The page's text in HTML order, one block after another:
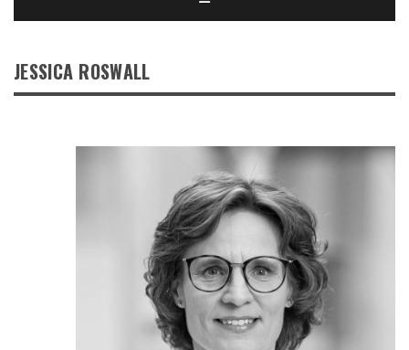
JESSICA ROSWALL